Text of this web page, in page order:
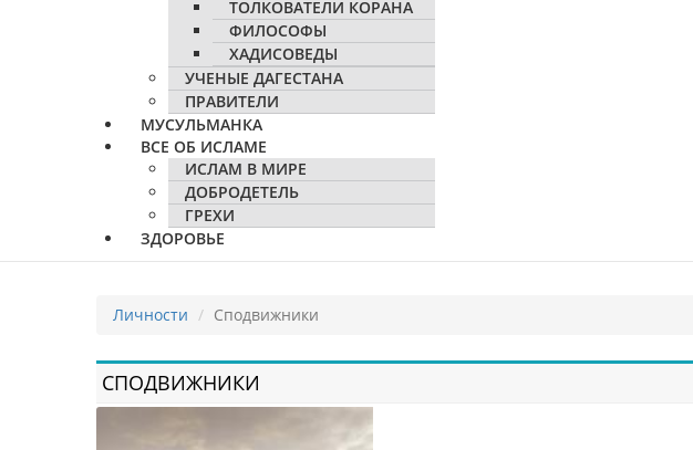
ТОЛКОВАТЕЛИ КОРАНА
ФИЛОСОФЫ
ХАДИСОВЕДЫ
УЧЕНЫЕ ДАГЕСТАНА
ПРАВИТЕЛИ
МУСУЛЬМАНКА
ВСЕ ОБ ИСЛАМЕ
ИСЛАМ В МИРЕ
ДОБРОДЕТЕЛЬ
ГРЕХИ
ЗДОРОВЬЕ
Личности Сподвижники
СПОДВИЖНИКИ